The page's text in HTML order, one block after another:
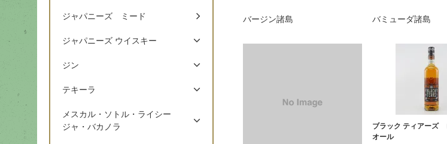
バージン諸島 バミューダ諸島
ブラック ティアーズ
オール
ジャパニーズ ミード
ジャパニーズ ウイスキー
ジン
テキーラ
メスカル・ソトル・ライシー
ジャ・バカノラ